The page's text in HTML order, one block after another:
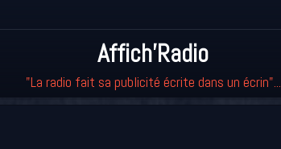
Affich'Radio
"La radio fait sa publicité écrite dans un écrin"...